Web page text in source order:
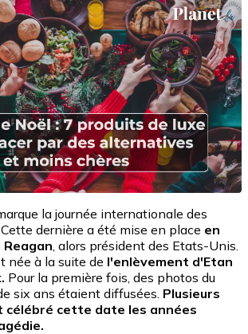
la journée internationale des
dernière a été mise en place en
Reagan , alors président des Etats-Unis.
née à la suite de l'enlèvement d'Etan
Pour la première fois, des photos du
six ans étaient diffusées. Plusieurs
célébré cette date les années